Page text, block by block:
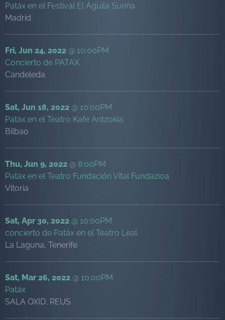
Patáx en el Festival El Águila Suena
Madrid
Fri, Jun 24, 2022 @ 10:00PM
Concierto de PATAX
Candeleda
Sat, Jun 18, 2022 @ 10:00PM
Patáx en el Teatro Kafe Antzokia
Bilbao
Thu, Jun 9, 2022 @ 8:00PM
Patáx en el Teatro Fundación Vital Fundazioa
Vitoria
Sat, Apr 30, 2022 @ 10:00PM
concierto de Patáx en el Teatro Leal
La Laguna, Tenerife
Sat, Mar 26, 2022 @ 10:00PM
Patáx
SALA OXID, REUS